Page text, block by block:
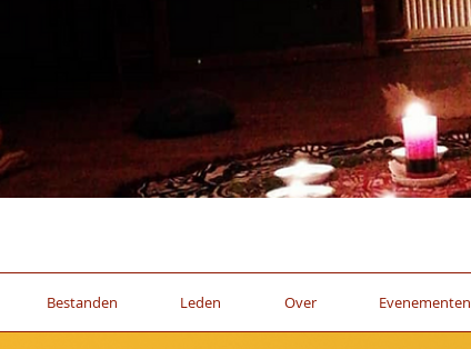
Bestanden Leden Over Evenementen